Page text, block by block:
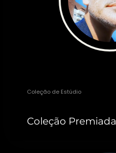
Coleção de Estúdio
Coleção Premiada